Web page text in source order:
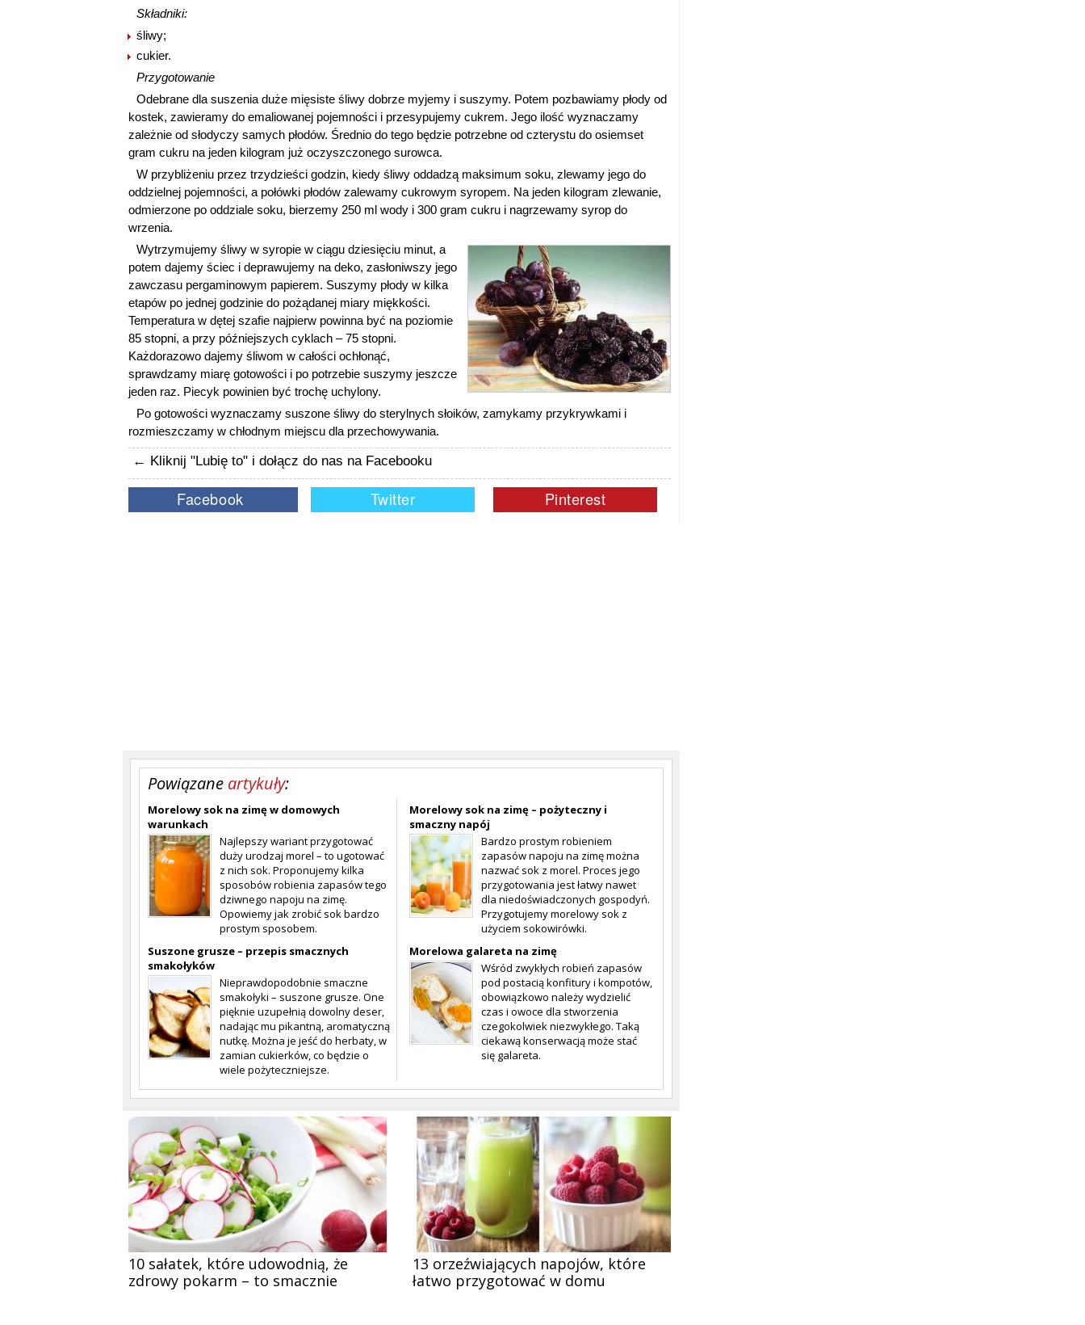
Składniki:
śliwy;
cukier.
Przygotowanie
Odebrane dla suszenia duże mięsiste śliwy dobrze myjemy i suszymy. Potem pozbawiamy płody od
kostek, zawieramy do emaliowanej pojemności i przesypujemy cukrem. Jego ilość wyznaczamy
zależnie od słodyczy samych płodów. Średnio do tego będzie potrzebne od czterystu do osiemset
gram cukru na jeden kilogram już oczyszczonego surowca.
W przybliżeniu przez trzydzieści godzin, kiedy śliwy oddadzą maksimum soku, zlewamy jego do
oddzielnej pojemności, a połówki płodów zalewamy cukrowym syropem. Na jeden kilogram zlewanie,
odmierzone po oddziale soku, bierzemy 250 ml wody i 300 gram cukru i nagrzewamy syrop do
wrzenia.
Wytrzymujemy śliwy w syropie w ciągu dziesięciu minut, a
potem dajemy ściec i deprawujemy na deko, zasłoniwszy jego
zawczasu pergaminowym papierem. Suszymy płody w kilka
etapów po jednej godzinie do pożądanej miary miękkości.
Temperatura w dętej szafie najpierw powinna być na poziomie
85 stopni, a przy późniejszych cyklach – 75 stopni.
Każdorazowo dajemy śliwom w całości ochłonąć,
sprawdzamy miarę gotowości i po potrzebie suszymy jeszcze
jeden raz. Piecyk powinien być trochę uchylony.
Po gotowości wyznaczamy suszone śliwy do sterylnych słoików, zamykamy przykrywkami i
rozmieszczamy w chłodnym miejscu dla przechowywania.
← Kliknij "Lubię to" i dołącz do nas na Facebooku
Powiązane artykuły:
Morelowy sok na zimę w domowych
warunkach
Najlepszy wariant przygotować
duży urodzaj morel – to ugotować
z nich sok. Proponujemy kilka
sposobów robienia zapasów tego
dziwnego napoju na zimę.
Opowiemy jak zrobić sok bardzo
prostym sposobem.
Morelowy sok na zimę – pożyteczny i
smaczny napój
Bardzo prostym robieniem
zapasów napoju na zimę można
nazwać sok z morel. Proces jego
przygotowania jest łatwy nawet
dla niedoświadczonych gospodyń.
Przygotujemy morelowy sok z
użyciem sokowirówki.
Suszone grusze – przepis smacznych
smakołyków
Nieprawdopodobnie smaczne
smakołyki – suszone grusze. One
pięknie uzupełnią dowolny deser,
nadając mu pikantną, aromatyczną
nutkę. Można je jeść do herbaty, w
zamian cukierków, co będzie o
wiele pożyteczniejsze.
Morelowa galareta na zimę
Wśród zwykłych robień zapasów
pod postacią konfitury i kompotów,
obowiązkowo należy wydzielić
czas i owoce dla stworzenia
czegokolwiek niezwykłego. Taką
ciekawą konserwacją może stać
się galareta.
10 sałatek, które udowodnią, że
zdrowy pokarm – to smacznie
13 orzeźwiających napojów, które
łatwo przygotować w domu